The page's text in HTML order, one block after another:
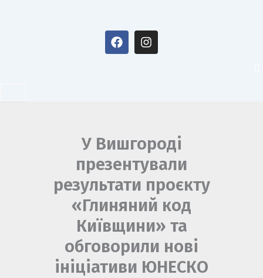
F
a
I
n
У Вишгороді
презентували
результати проєкту
«Глиняний код
Київщини» та
обговорили нові
ініціативи ЮНЕСКО